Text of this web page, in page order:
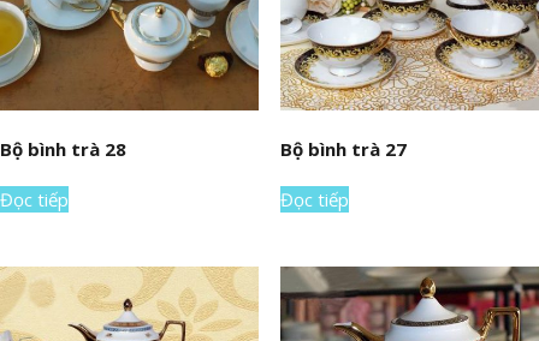
Bộ bình trà 28
Đọc tiếp
Bộ bình trà 27
Đọc tiếp